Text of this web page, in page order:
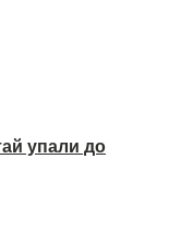
упали до